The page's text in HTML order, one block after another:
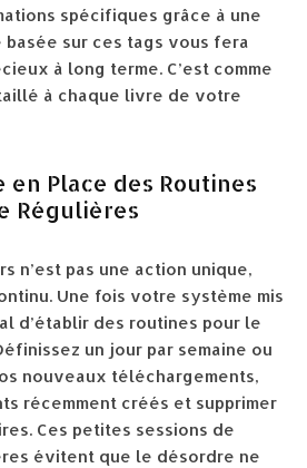
spécifiques grâce à une
sur ces tags vous fera
à long terme. C’est comme
à chaque livre de votre
en Place des Routines
Régulières
n’est pas une action unique,
Une fois votre système mis
d’établir des routines pour le
un jour par semaine ou
nouveaux téléchargements,
récemment créés et supprimer
Ces petites sessions de
évitent que le désordre ne